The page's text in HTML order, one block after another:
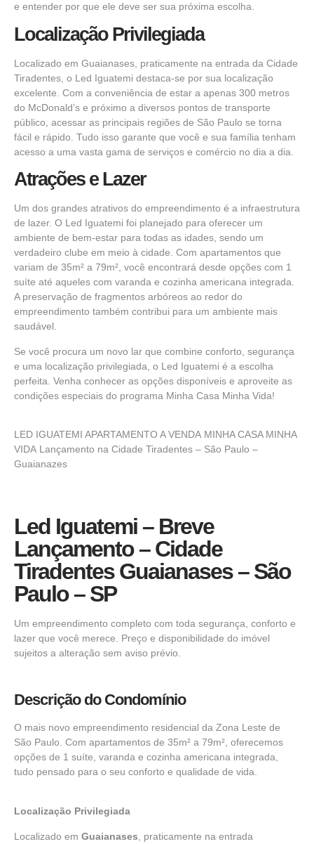
e entender por que ele deve ser sua próxima escolha.
Localização Privilegiada
Localizado em Guaianases, praticamente na entrada da Cidade
Tiradentes, o Led Iguatemi destaca-se por sua localização
excelente. Com a conveniência de estar a apenas 300 metros
do McDonald’s e próximo a diversos pontos de transporte
público, acessar as principais regiões de São Paulo se torna
fácil e rápido. Tudo isso garante que você e sua família tenham
acesso a uma vasta gama de serviços e comércio no dia a dia.
Atrações e Lazer
Um dos grandes atrativos do empreendimento é a infraestrutura
de lazer. O Led Iguatemi foi planejado para oferecer um
ambiente de bem-estar para todas as idades, sendo um
verdadeiro clube em meio à cidade. Com apartamentos que
variam de 35m² a 79m², você encontrará desde opções com 1
suíte até aqueles com varanda e cozinha americana integrada.
A preservação de fragmentos arbóreos ao redor do
empreendimento também contribui para um ambiente mais
saudável.
Se você procura um novo lar que combine conforto, segurança
e uma localização privilegiada, o Led Iguatemi é a escolha
perfeita. Venha conhecer as opções disponíveis e aproveite as
condições especiais do programa Minha Casa Minha Vida!
LED IGUATEMI APARTAMENTO A VENDA MINHA CASA MINHA
VIDA Lançamento na Cidade Tiradentes – São Paulo –
Guaianazes
Led Iguatemi – Breve
Lançamento – Cidade
Tiradentes Guaianases – São
Paulo – SP
Um empreendimento completo com toda segurança, conforto e
lazer que você merece. Preço e disponibilidade do imóvel
sujeitos a alteração sem aviso prévio.
Descrição do Condomínio
O mais novo empreendimento residencial da Zona Leste de
São Paulo. Com apartamentos de 35m² a 79m², oferecemos
opções de 1 suíte, varanda e cozinha americana integrada,
tudo pensado para o seu conforto e qualidade de vida.
Localização Privilegiada
Localizado em Guaianases , praticamente na entrada